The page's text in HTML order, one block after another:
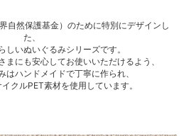
自然保護基金）のために特別にデザインし
た、
しいぬいぐるみシリーズです。
まにも安心してお使いいただけるよう、
はハンドメイドで丁寧に作られ、
クルPET素材を使用しています。